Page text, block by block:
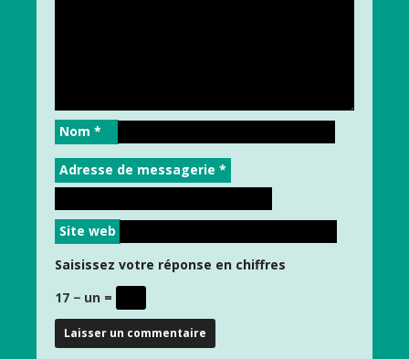
Nom *
Adresse de messagerie *
Site web
Saisissez votre réponse en chiffres
17 − un =